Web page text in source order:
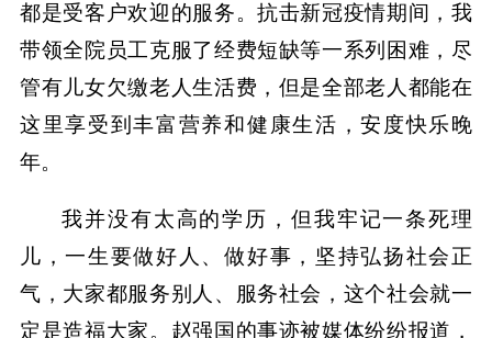
都是受客户欢迎的服务。抗击新冠疫情期间，我
带领全院员工克服了经费短缺等一系列困难，尽
管有儿女欠缴老人生活费，但是全部老人都能在
这里享受到丰富营养和健康生活，安度快乐晚
年。
我并没有太高的学历，但我牢记一条死理
儿，一生要做好人、做好事，坚持弘扬社会正
气，大家都服务别人、服务社会，这个社会就一
定是造福大家。赵强国的事迹被媒体纷纷报道，